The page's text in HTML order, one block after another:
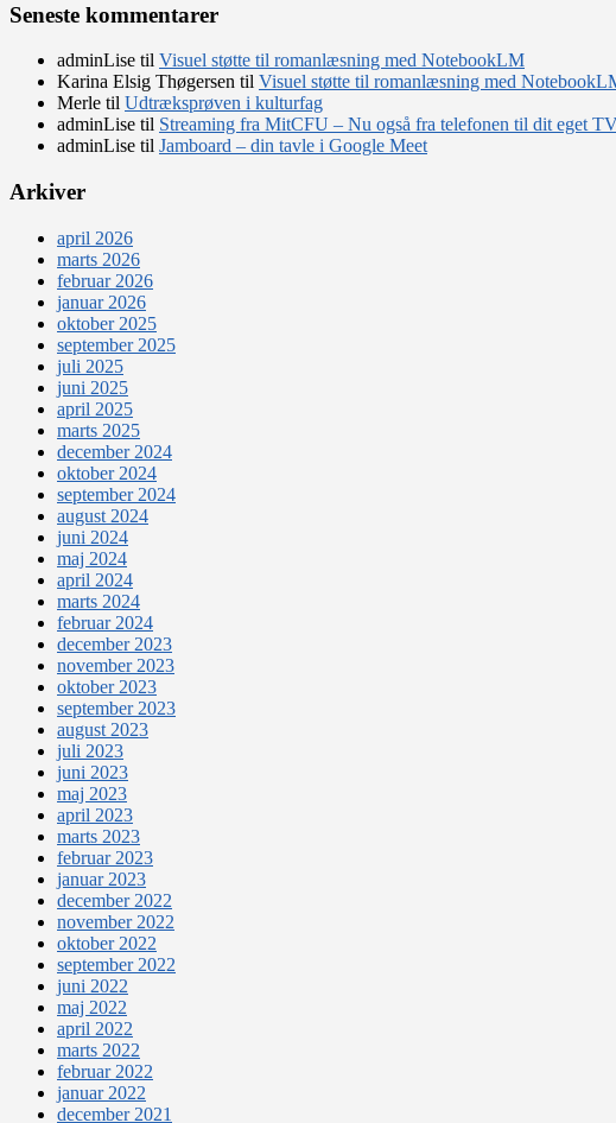
Seneste kommentarer
adminLise til Visuel støtte til romanlæsning med NotebookLM
Karina Elsig Thøgersen til Visuel støtte til romanlæsning med
Merle til Udtræksprøven i kulturfag
adminLise til Streaming fra MitCFU – Nu også fra telefonen til dit eget
adminLise til Jamboard – din tavle i Google Meet
Arkiver
april 2026
marts 2026
februar 2026
januar 2026
oktober 2025
september 2025
juli 2025
juni 2025
april 2025
marts 2025
december 2024
oktober 2024
september 2024
august 2024
juni 2024
maj 2024
april 2024
marts 2024
februar 2024
december 2023
november 2023
oktober 2023
september 2023
august 2023
juli 2023
juni 2023
maj 2023
april 2023
marts 2023
februar 2023
januar 2023
december 2022
november 2022
oktober 2022
september 2022
juni 2022
maj 2022
april 2022
marts 2022
februar 2022
januar 2022
december 2021